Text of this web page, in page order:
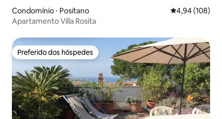
Condomínio ⋅ Positano 4,94 de uma
4,94 (108)
Apartamento Villa Rosita
Preferido dos hóspedes
Preferido dos hóspedes